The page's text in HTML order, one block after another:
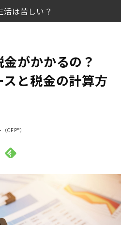
は苦しい？
り課税対象
発生する税金
しい？
を確保しよう
がかかるの？
と税金の計算方
CFP®）